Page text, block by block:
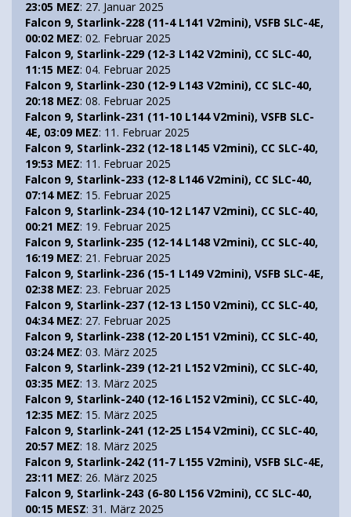
23:05 MEZ: 27. Januar 2025
Falcon 9, Starlink-228 (11-4 L141 V2mini), VSFB SLC-4E,
00:02 MEZ: 02. Februar 2025
Falcon 9, Starlink-229 (12-3 L142 V2mini), CC SLC-40,
11:15 MEZ: 04. Februar 2025
Falcon 9, Starlink-230 (12-9 L143 V2mini), CC SLC-40,
20:18 MEZ: 08. Februar 2025
Falcon 9, Starlink-231 (11-10 L144 V2mini), VSFB SLC-
4E, 03:09 MEZ: 11. Februar 2025
Falcon 9, Starlink-232 (12-18 L145 V2mini), CC SLC-40,
19:53 MEZ: 11. Februar 2025
Falcon 9, Starlink-233 (12-8 L146 V2mini), CC SLC-40,
07:14 MEZ: 15. Februar 2025
Falcon 9, Starlink-234 (10-12 L147 V2mini), CC SLC-40,
00:21 MEZ: 19. Februar 2025
Falcon 9, Starlink-235 (12-14 L148 V2mini), CC SLC-40,
16:19 MEZ: 21. Februar 2025
Falcon 9, Starlink-236 (15-1 L149 V2mini), VSFB SLC-4E,
02:38 MEZ: 23. Februar 2025
Falcon 9, Starlink-237 (12-13 L150 V2mini), CC SLC-40,
04:34 MEZ: 27. Februar 2025
Falcon 9, Starlink-238 (12-20 L151 V2mini), CC SLC-40,
03:24 MEZ: 03. März 2025
Falcon 9, Starlink-239 (12-21 L152 V2mini), CC SLC-40,
03:35 MEZ: 13. März 2025
Falcon 9, Starlink-240 (12-16 L152 V2mini), CC SLC-40,
12:35 MEZ: 15. März 2025
Falcon 9, Starlink-241 (12-25 L154 V2mini), CC SLC-40,
20:57 MEZ: 18. März 2025
Falcon 9, Starlink-242 (11-7 L155 V2mini), VSFB SLC-4E,
23:11 MEZ: 26. März 2025
Falcon 9, Starlink-243 (6-80 L156 V2mini), CC SLC-40,
00:15 MESZ: 31. März 2025